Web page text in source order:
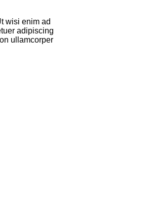
wisi enim ad
adipiscing
ullamcorper